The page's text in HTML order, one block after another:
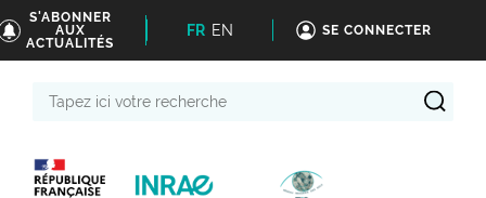
S'ABONNER
AUX
ACTUALITÉS
FR EN SE CONNECTER